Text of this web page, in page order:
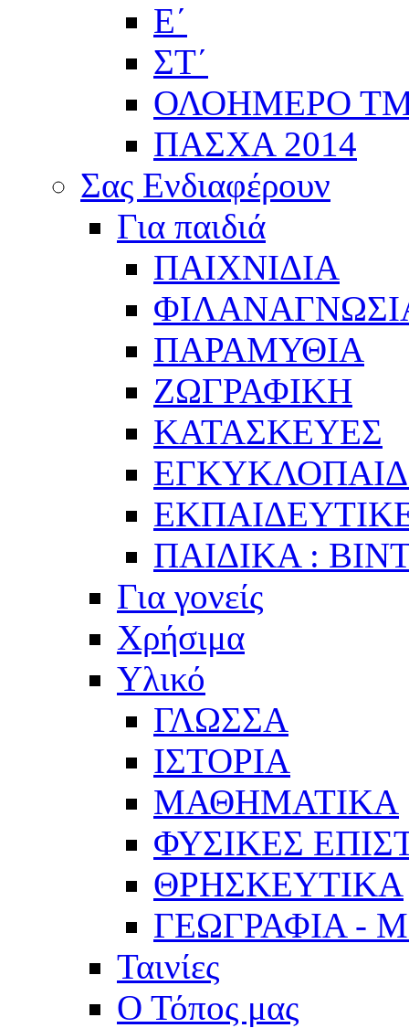
Ε΄
ΣΤ΄
ΟΛΟΗΜΕΡΟ
ΠΑΣΧΑ 2014
Σας Ενδιαφέρουν
Για παιδιά
ΠΑΙΧΝΙΔΙΑ
ΠΑΡΑΜΥΘΙΑ
ΖΩΓΡΑΦΙΚΗ
ΚΑΤΑΣΚΕΥΕΣ
ΠΑΙΔΙΚΑ :
Για γονείς
Χρήσιμα
Υλικό
ΓΛΩΣΣΑ
ΙΣΤΟΡΙΑ
ΜΑΘΗΜΑΤΙΚΑ
ΦΥΣΙΚΕΣ
ΘΡΗΣΚΕΥΤΙΚΑ
ΓΕΩΓΡΑΦΙΑ -
Ταινίες
Ο Τόπος μας